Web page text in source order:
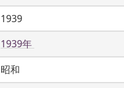
1939
1939年
昭和